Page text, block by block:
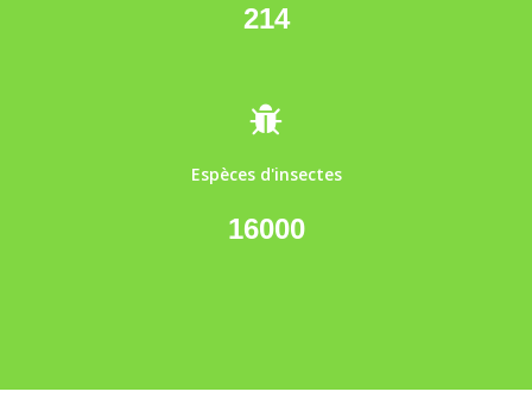
214
Espèces d'insectes
16000